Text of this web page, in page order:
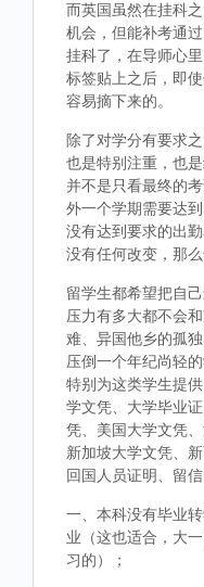
而英国虽然在挂科
机会，但能补考通
挂科了，在导师心
标签贴上之后，即
容易摘下来的。
除了对学分有要求
也是特别注重，也
并不是只看最终的
外一个学期需要达
没有达到要求的出
没有任何改变，那么
留学生都希望把自
压力有多大都不会
难、异国他乡的孤
压倒一个年纪尚轻
特别为这类学生提
学文凭、大学毕业
凭、美国大学文凭
新加坡大学文凭、
回国人员证明、留
一、本科没有毕业
业（这也适合，大
习的）；